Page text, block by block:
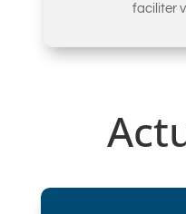
faciliter